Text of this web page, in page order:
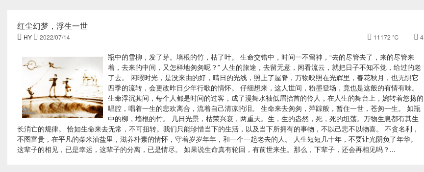
红尘幻梦，浮生一世
 HY  2022/07/14  11172 ℃  4
瓶中的雪柳，发了芽。墙根的竹，枯了叶。 生命交错中，时间一不留神，“去的尽管去了，来的尽管来
着，去来的中间，又怎样地匆匆呢？” 人生的旅途，去留无意，闲看流云，就把日子不知不觉，给过的老
了去。 闲暇时光，是没来由的好，晴日的光线，照上了屋脊，万物映照在光辉里，春花秋月，也无惧它
四季的流转，会更改昨日少年行歌的情怀。 仔细想来，这人世间，粉墨登场，竟也是这般的有情有味。
生命浮沉其间，每个人都是时间的过客，成了漫舞水袖低眉抬首的伶人，在人生的舞台上，婉转着悠扬的
唱腔，唱着一生的悲欢离合，流着自己清凉的泪。 生命来去匆匆，萍踪般，暂住一世，苍匆一生。 如瓶
中的柳，墙根的竹。 几日光景，枯荣兴衰，两重天。生，生的盎然，死，死的坦荡。万物生息都有其生
长消亡的规律。 恰如生命来去无常，不可扭转。我们只能珍惜当下的生活，以及当下所拥有的事物，不以己悲不以物喜。 不贪名利，
不图富贵，在平凡的柴米油盐里，滋养朴素的情怀，守着岁岁年年，和一个一起老去的人。 人生短短几十年，不要让光阴负了年华。
这辈子的相见，已是幸运，这辈子的分离，已是情尽。 如果说生命真有轮回，有前世来生。那么，下辈子，还会再相见吗？...